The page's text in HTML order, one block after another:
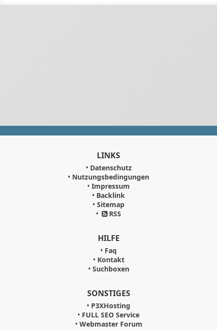
LINKS
• Datenschutz
• Nutzungsbedingungen
• Impressum
• Backlink
• Sitemap
•
RSS
HILFE
• Faq
• Kontakt
• Suchboxen
SONSTIGES
• P3XHosting
• FULL SEO Service
• Webmaster Forum